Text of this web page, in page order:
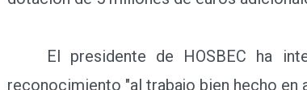
El presidente de HOSBEC ha
reconocimiento "al trabajo bien hecho